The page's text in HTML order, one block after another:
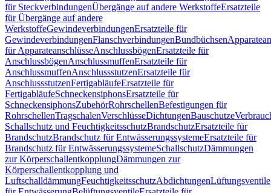
für SteckverbindungenÜbergänge auf andere WerkstoffeErsatzteile
für Übergänge auf andere
WerkstoffeGewindeverbindungenErsatzteile für
GewindeverbindungenFlanschverbindungenBundbüchsen
für ApparateanschlüsseAnschlussbögenErsatzteile für
AnschlussbögenAnschlussmuffenErsatzteile für
AnschlussmuffenAnschlussstutzenErsatzteile für
AnschlussstutzenFertigabläufeErsatzteile für
FertigabläufeSchneckensiphonsErsatzteile für
SchneckensiphonsZubehörRohrschellenBefestigungen für
RohrschellenTragschalenVerschlüsseDichtungenBauschutze
Schallschutz und FeuchtigkeitsschutzBrandschutzErsatzteile für
BrandschutzBrandschutz für EntwässerungssystemeErsatzteile für
Brandschutz für EntwässerungssystemeSchallschutzDämmungen
zur KörperschallentkopplungDämmungen zur
Körperschallentkopplung und
LuftschalldämmungFeuchtigkeitsschutzAbdichtungenLüftungsventile